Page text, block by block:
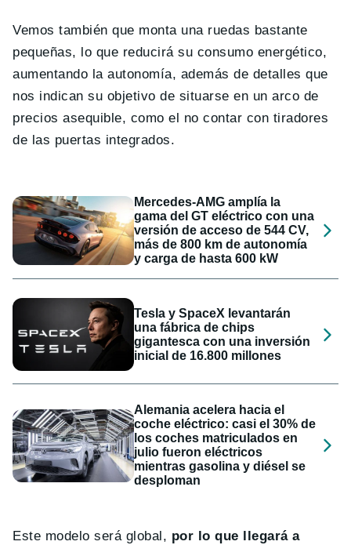
Vemos también que monta una ruedas bastante
pequeñas, lo que reducirá su consumo energético,
aumentando la autonomía, además de detalles que
nos indican su objetivo de situarse en un arco de
precios asequible, como el no contar con tiradores
de las puertas integrados.
Mercedes-AMG amplía la
gama del GT eléctrico con una
versión de acceso de 544 CV,
más de 800 km de autonomía
y carga de hasta 600 kW
Tesla y SpaceX levantarán
una fábrica de chips
gigantesca con una inversión
inicial de 16.800 millones
Alemania acelera hacia el
coche eléctrico: casi el 30% de
los coches matriculados en
julio fueron eléctricos
mientras gasolina y diésel se
desploman
Este modelo será global, por lo que llegará a